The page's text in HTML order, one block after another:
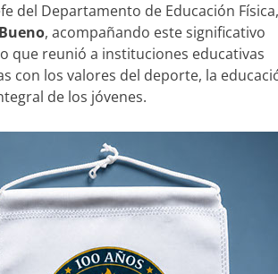
del Departamento de Educación
, acompañando este significativo
que reunió a instituciones educativas
con los valores del deporte, la
de los jóvenes.